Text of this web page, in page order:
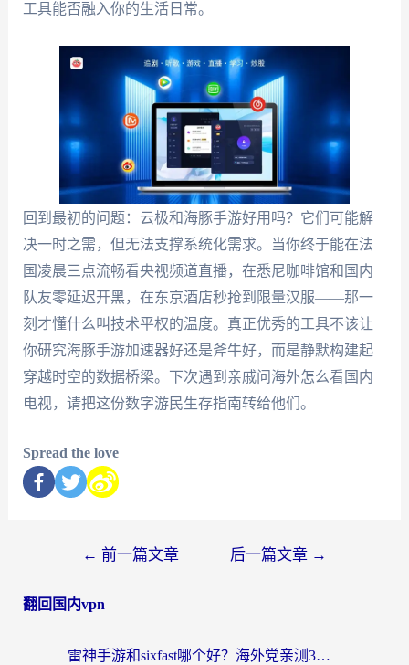
工具能否融入你的生活日常。
回到最初的问题：云极和海豚手游好用吗？它们可能解
决一时之需，但无法支撑系统化需求。当你终于能在法
国凌晨三点流畅看央视频道直播，在悉尼咖啡馆和国内
队友零延迟开黑，在东京酒店秒抢到限量汉服——那一
刻才懂什么叫技术平权的温度。真正优秀的工具不该让
你研究海豚手游加速器好还是斧牛好，而是静默构建起
穿越时空的数据桥梁。下次遇到亲戚问海外怎么看国内
电视，请把这份数字游民生存指南转给他们。
Spread the love
← 前一篇文章 后一篇文章 →
翻回国内vpn
雷神手游和sixfast哪个好？海外党亲测3款回国加速器，教你选对不踩坑